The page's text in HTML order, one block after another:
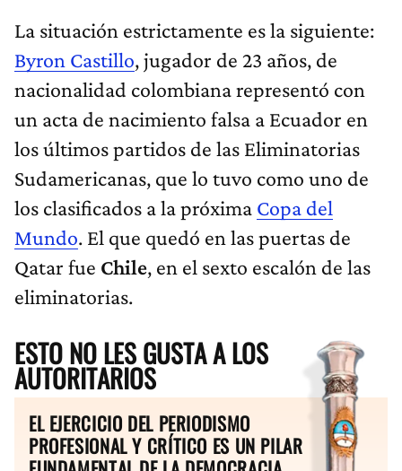
La situación estrictamente es la siguiente:
Byron Castillo, jugador de 23 años, de
nacionalidad colombiana representó con
un acta de nacimiento falsa a Ecuador en
los últimos partidos de las Eliminatorias
Sudamericanas, que lo tuvo como uno de
los clasificados a la próxima Copa del
Mundo. El que quedó en las puertas de
Qatar fue Chile, en el sexto escalón de las
eliminatorias.
ESTO NO LES GUSTA A LOS
AUTORITARIOS
EL EJERCICIO DEL PERIODISMO
PROFESIONAL Y CRÍTICO ES UN PILAR